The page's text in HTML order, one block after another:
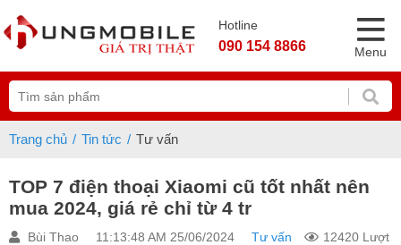
Hotline
090 154 8866 Menu
Trang chủ Tin tức Tư vấn
TOP 7 điện thoại Xiaomi cũ tốt nhất nên
mua 2024, giá rẻ chỉ từ 4 tr
Bùi Thao 11:13:48 AM 25/06/2024 Tư vấn
12420 Lượt